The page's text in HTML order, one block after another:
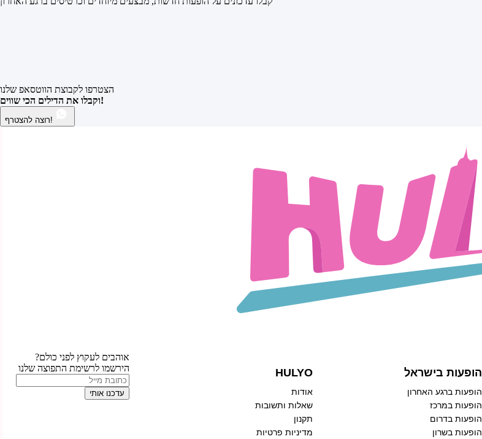
הצטרפו לקבוצת הווטסאפ שלנו
וקבלו את הדילים הכי שווים!
רוצה להצטרף!
הופעות בישראל
הופעות ברגע האחרון
הופעות במרכז
הופעות בדרום
הופעות בשרון
HULYO
אודות
שאלות ותשובות
תקנון
מדיניות פרטיות
אוהבים לעקוץ לפני כולם?
הירשמו לרשימת התפוצה שלנו
עדכנו אותי